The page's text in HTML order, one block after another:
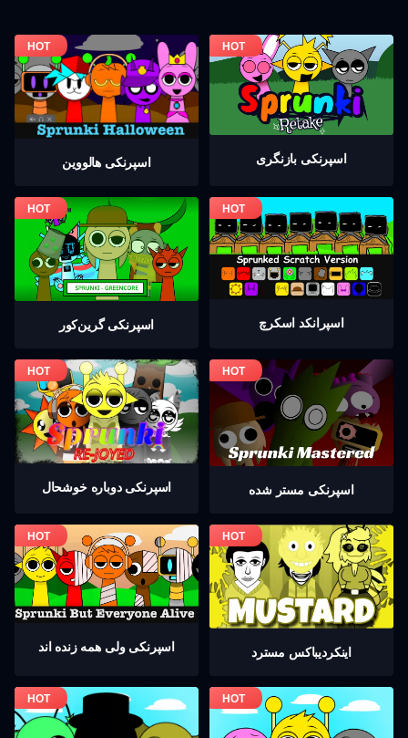
اسپرنکی هالووین اسپرنکی بازنگری
اسپرنکی گرين‌كور اسپرانکد اسکرچ
اسپرنکی دوباره خوشحال اسپرنکی مستر شده
اسپرنکی ولی همه زنده اند اینکردیباكس مسترد